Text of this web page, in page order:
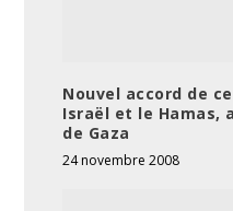
Nouvel accord de
Israël et le Hamas,
de Gaza
24 novembre 2008